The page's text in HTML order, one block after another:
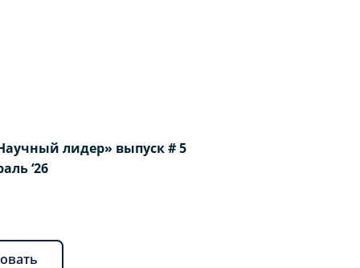
лидер» выпуск # 5
‘26